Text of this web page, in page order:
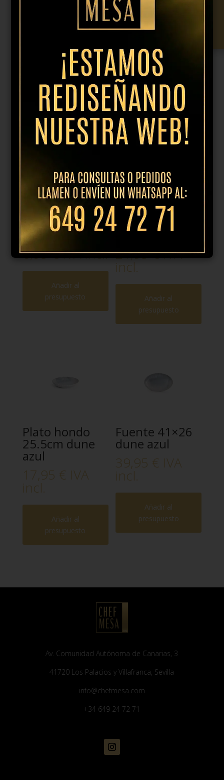
Añadir al presupuesto
Productos relacionados
Plato pan 12cm
mosaic
berenjena
6,95€IVA incl.
Añadir al
presupuesto
Plato llano
28cm dune
azul
21,95€IVA
incl.
Añadir al
presupuesto
Plato hondo
25.5cm dune
azul
17,95 € IVA
incl.
Añadir al
presupuesto
Fuente 41×26
dune azul
39,95 € IVA
incl.
Añadir al
presupuesto
Av. Comunidad Autónoma de Canarias, 3
41720 Los Palacios y Villafranca, Sevilla
info@chefmesa.com
+34 649 24 72 71